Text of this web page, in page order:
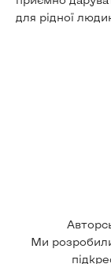
для рідної
Ми